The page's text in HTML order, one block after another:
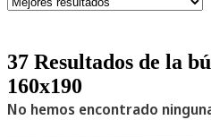
37 Resultados de la
160x190
No hemos encontrado